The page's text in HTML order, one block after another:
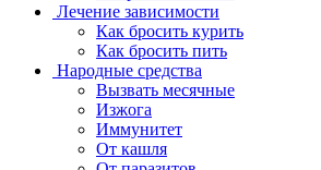
Лечение зависимости
Как бросить курить
Как бросить пить
Народные средства
Вызвать месячные
Изжога
Иммунитет
От кашля